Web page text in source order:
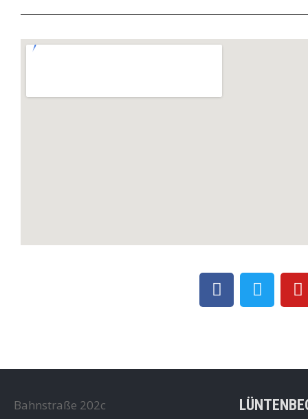
Bahnstraße 202c